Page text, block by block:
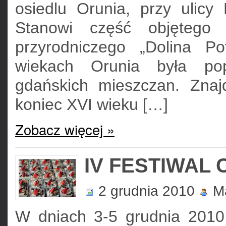
osiedlu Orunia, przy ulicy
Stanowi część objętego
przyrodniczego „Dolina
wiekach Orunia była
gdańskich mieszczan.
koniec XVI wieku […]
Zobacz więcej »
IV FESTIWAL
2 grudnia 2010
W dniach 3-5 grudnia